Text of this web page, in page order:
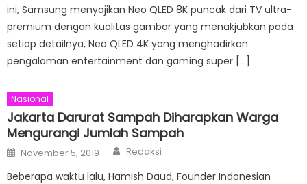
ini, Samsung menyajikan Neo QLED 8K puncak dari TV ultra-
premium dengan kualitas gambar yang menakjubkan pada
setiap detailnya, Neo QLED 4K yang menghadirkan
pengalaman entertainment dan gaming super […]
Nasional
Jakarta Darurat Sampah Diharapkan Warga
Mengurangi Jumlah Sampah
Posted
on
November 5, 2019 Author
Redaksi
Beberapa waktu lalu, Hamish Daud, Founder Indonesian